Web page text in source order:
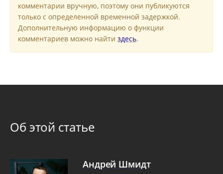
комментарии вручную, поэтому они публикуются
только с определенной временной задержкой.
Дополнительную информацию о функции
комментариев можно найти здесь.
Об этой статье
Андрей Шмидт